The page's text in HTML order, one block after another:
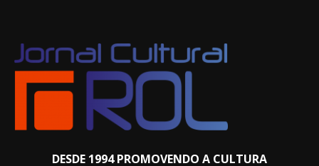
DESDE 1994 PROMOVENDO A CULTURA